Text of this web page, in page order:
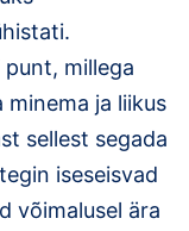
punt, millega
ja liikus
sellest segada
iseseisvad
võimalusel ära